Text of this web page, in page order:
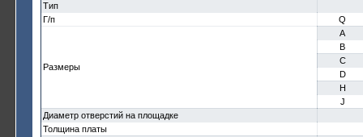
Тип
Г/п
Q
Размеры
A
B
C
D
H
J
Диаметр отверстий на площадке
Толщина платы